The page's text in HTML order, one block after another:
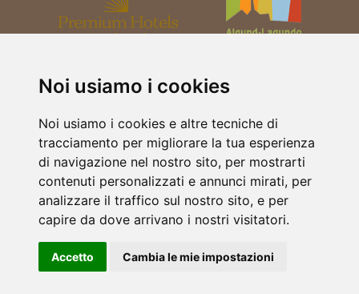
Noi usiamo i cookies
Noi usiamo i cookies e altre tecniche di
tracciamento per migliorare la tua esperienza
di navigazione nel nostro sito, per mostrarti
contenuti personalizzati e annunci mirati, per
analizzare il traffico sul nostro sito, e per
capire da dove arrivano i nostri visitatori.
Accetto Cambia le mie impostazioni